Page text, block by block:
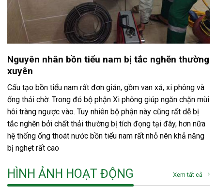
Nguyên nhân bồn tiểu nam bị tắc nghẽn thường
xuyên
Cấu tạo bồn tiểu nam rất đơn giản, gồm van xả, xi phông và
ống thải chờ. Trong đó bộ phận Xi phông giúp ngăn chặn mùi
hôi tràng ngược vào. Tuy nhiên bộ phận này cũng rất dễ bị
tắc nghẽn bởi chất thải thường bị tích đọng tại đây, hơn nữa
hệ thống ống thoát nước bồn tiểu nam rất nhỏ nên khả năng
bị nghẹt rất cao
HÌNH ẢNH HOẠT ĐỘNG Xem tất cả